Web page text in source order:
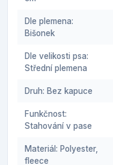
Dle plemena:
Bišonek
Dle velikosti psa:
Střední plemena
Druh: Bez kapuce
Funkčnost:
Stahování v pase
Materiál: Polyester,
fleece